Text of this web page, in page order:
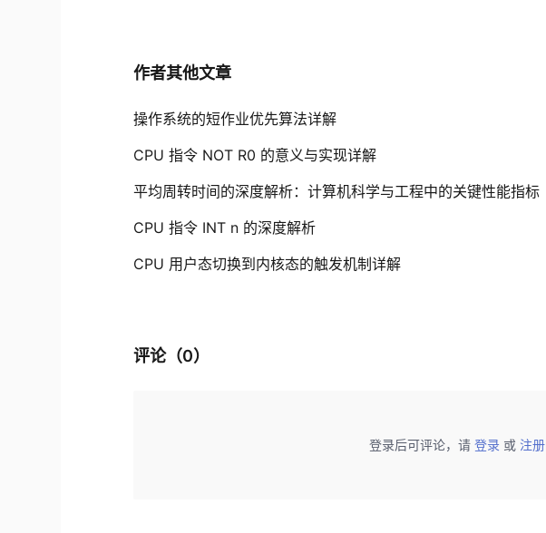
作者其他文章
操作系统的短作业优先算法详解
CPU 指令 NOT R0 的意义与实现详解
平均周转时间的深度解析：计算机科学与工程中的关键性能指标
CPU 指令 INT n 的深度解析
CPU 用户态切换到内核态的触发机制详解
评论（0）
登录后可评论，请 登录 或 注册